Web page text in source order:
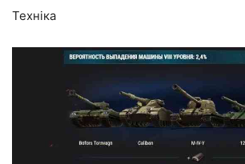
Техніка